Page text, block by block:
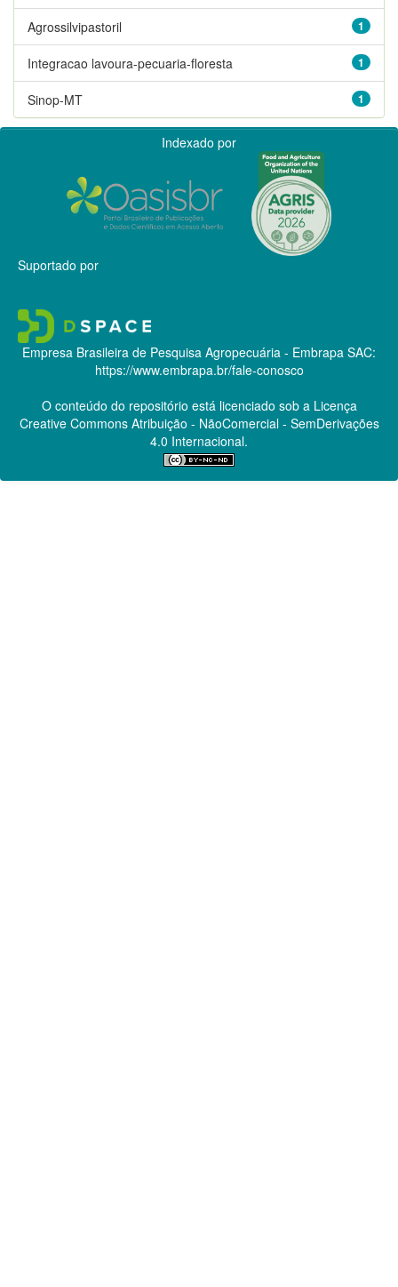
1
Agrossilvipastoril
1
Integracao lavoura-pecuaria-floresta
1
Sinop-MT
Indexado por
Suportado por
Empresa Brasileira de Pesquisa Agropecuária - Embrapa SAC:
https://www.embrapa.br/fale-conosco
O conteúdo do repositório está licenciado sob a Licença
Creative CommonsAtribuição - NãoComercial - SemDerivações
4.0 Internacional.